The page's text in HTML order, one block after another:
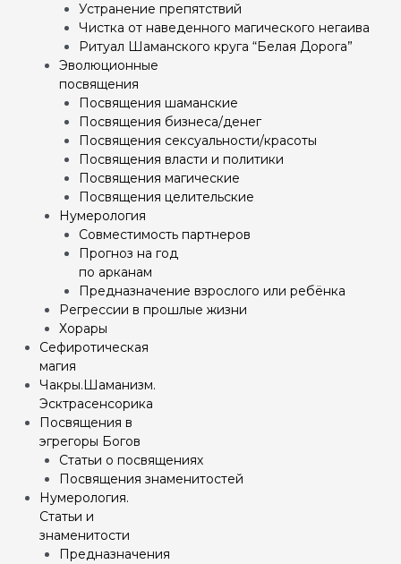
Устранение препятствий
Чистка от наведенного магического негаива
Ритуал Шаманского круга “Белая Дорога”
Эволюционные
посвящения
Посвящения шаманские
Посвящения бизнеса/денег
Посвящения сексуальности/красоты
Посвящения власти и политики
Посвящения магические
Посвящения целительские
Нумерология
Совместимость партнеров
Прогноз на год
по арканам
Предназначение взрослого или ребёнка
Регрессии в прошлые жизни
Хорары
Сефиротическая
магия
Чакры.Шаманизм.
Эсктрасенсорика
Посвящения в
эгрегоры Богов
Статьи о посвящениях
Посвящения знаменитостей
Нумерология.
Статьи и
знаменитости
Предназначения